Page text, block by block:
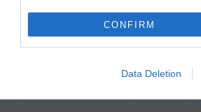
CONFIRM
Data Deletion